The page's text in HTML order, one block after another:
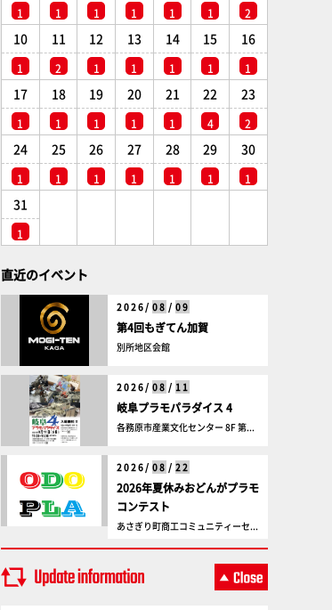
1 1 1 1 1 1 2
10
1
11
2
12
1
13
1
14
1
15
1
16
1
17
1
18
1
19
1
20
1
21
1
22
4
23
2
24
1
25
1
26
1
27
1
28
1
29
1
30
1
31
1
直近のイベント
2026/ 08 / 09
第4回もぎてん加賀
別所地区会館
2026/ 08 / 11
岐阜プラモパラダイス 4
各務原市産業文化センター 8F 第...
2026/ 08 / 22
2026年夏休みおどんがプラモ
コンテスト
あさぎり町商工コミュニティーセ...